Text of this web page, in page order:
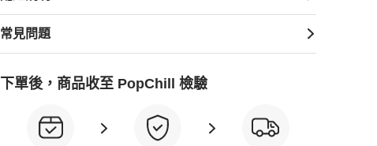
常見問題
下單後，商品收至 PopChill 檢驗